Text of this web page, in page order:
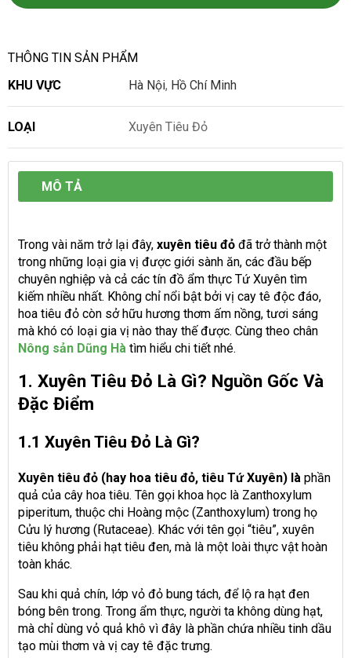
THÔNG TIN SẢN PHẨM
KHU VỰC
Hà Nội, Hồ Chí Minh
LOẠI Xuyên Tiêu Đỏ
MÔ TẢ
Trong vài năm trở lại đây, xuyên tiêu đỏ đã trở thành một
trong những loại gia vị được giới sành ăn, các đầu bếp
chuyên nghiệp và cả các tín đồ ẩm thực Tứ Xuyên tìm
kiếm nhiều nhất. Không chỉ nổi bật bởi vị cay tê độc đáo,
hoa tiêu đỏ còn sở hữu hương thơm ấm nồng, tươi sáng
mà khó có loại gia vị nào thay thế được. Cùng theo chân
Nông sản Dũng Hà tìm hiểu chi tiết nhé.
1. Xuyên Tiêu Đỏ Là Gì? Nguồn Gốc Và
Đặc Điểm
1.1 Xuyên Tiêu Đỏ Là Gì?
Xuyên tiêu đỏ (hay hoa tiêu đỏ, tiêu Tứ Xuyên) là phần
quả của cây hoa tiêu. Tên gọi khoa học là Zanthoxylum
piperitum, thuộc chi Hoàng mộc (Zanthoxylum) trong họ
Cửu lý hương (Rutaceae). Khác với tên gọi “tiêu”, xuyên
tiêu không phải hạt tiêu đen, mà là một loài thực vật hoàn
toàn khác.
Sau khi quả chín, lớp vỏ đỏ bung tách, để lộ ra hạt đen
bóng bên trong. Trong ẩm thực, người ta không dùng hạt,
mà chỉ dùng vỏ quả khô vì đây là phần chứa nhiều tinh dầu
tạo mùi thơm và vị cay tê đặc trưng.